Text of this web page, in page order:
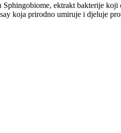
ektrakt bakterije
koja prirodno umiruje i djeluje